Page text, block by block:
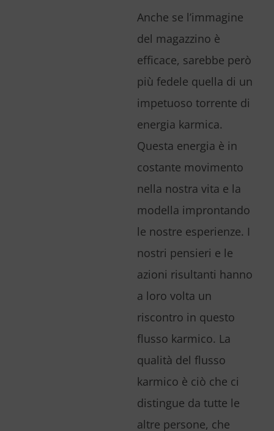
Anche se l’immagine
del magazzino è
efficace, sarebbe però
più fedele quella di un
impetuoso torrente di
energia karmica.
Questa energia è in
costante movimento
nella nostra vita e la
modella improntando
le nostre esperienze. I
nostri pensieri e le
azioni risultanti hanno
a loro volta un
riscontro in questo
flusso karmico. La
qualità del flusso
karmico è ciò che ci
distingue da tutte le
altre persone, che